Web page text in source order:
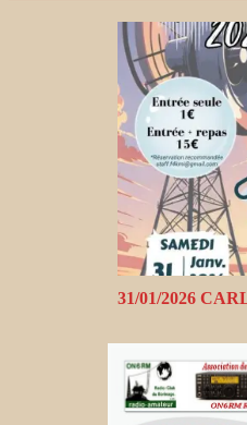
31/01/2026